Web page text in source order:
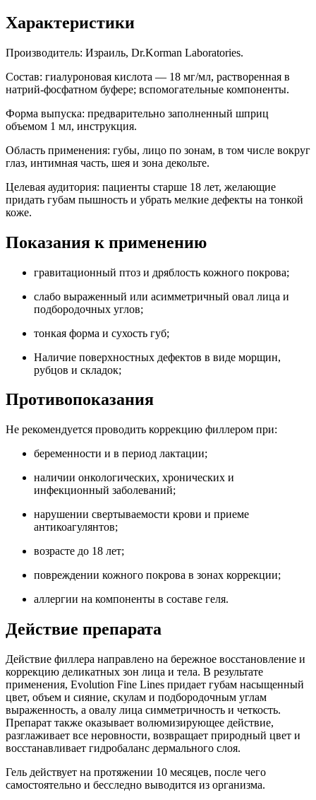
Характеристики
Производитель: Израиль, Dr.Korman Laboratories.
Состав: гиалуроновая кислота — 18 мг/мл, растворенная в
натрий-фосфатном буфере; вспомогательные компоненты.
Форма выпуска: предварительно заполненный шприц
объемом 1 мл, инструкция.
Область применения: губы, лицо по зонам, в том числе вокруг
глаз, интимная часть, шея и зона декольте.
Целевая аудитория: пациенты старше 18 лет, желающие
придать губам пышность и убрать мелкие дефекты на тонкой
коже.
Показания к применению
гравитационный птоз и дряблость кожного покрова;
слабо выраженный или асимметричный овал лица и
подбородочных углов;
тонкая форма и сухость губ;
Наличие поверхностных дефектов в виде морщин,
рубцов и складок;
Противопоказания
Не рекомендуется проводить коррекцию филлером при:
беременности и в период лактации;
наличии онкологических, хронических и
инфекционный заболеваний;
нарушении свертываемости крови и приеме
антикоагулянтов;
возрасте до 18 лет;
повреждении кожного покрова в зонах коррекции;
аллергии на компоненты в составе геля.
Действие препарата
Действие филлера направлено на бережное восстановление и
коррекцию деликатных зон лица и тела. В результате
применения, Evolution Fine Lines придает губам насыщенный
цвет, объем и сияние, скулам и подбородочным углам
выраженность, а овалу лица симметричность и четкость.
Препарат также оказывает волюмизирующее действие,
разглаживает все неровности, возвращает природный цвет и
восстанавливает гидробаланс дермального слоя.
Гель действует на протяжении 10 месяцев, после чего
самостоятельно и бесследно выводится из организма.